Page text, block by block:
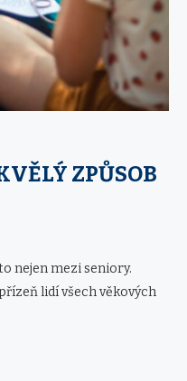
ZPŮSOB
nejen mezi seniory.
lidí všech věkových